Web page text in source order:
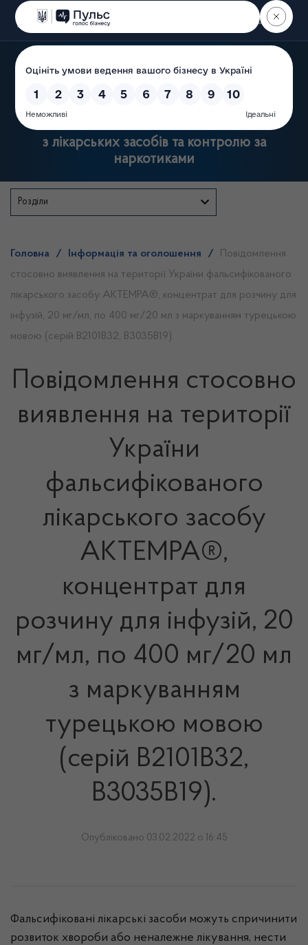
Пошук
Державна служба України
з лікарських засобів та контролю за
наркотиками
Розділи
Головна / Інформація та оголошення /
Повідомлення
стосовно виявлення на території України фальсифікованого
лікарського засобу АКТЕМРА®, концентрат для розчину для
інфузій, 20 мг/мл, по 400 мг/20 мл з маркуванням турецькою
мовою (серій В2101В32, В3035В19).
Повідомлення стосовно
виявлення на території
України
фальсифікованого
лікарського засобу
АКТЕМРА®,
концентрат для
розчину для інфузій, 20
мг/мл, по 400 мг/20 мл
з маркуванням
турецькою мовою
(серій В2101В32,
В3035В19).
Опубліковано 03.02.2022 о 16:45
Фальсифіковані лікарські засоби можуть спричинити
розвиток хвороби або неналежне лікування, нести